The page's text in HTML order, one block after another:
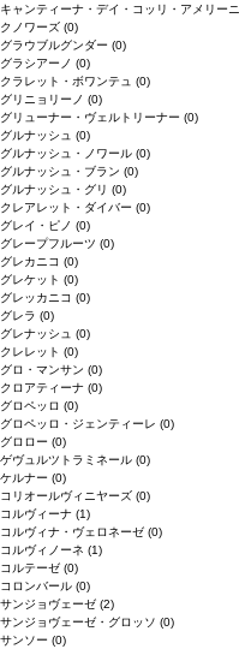
キャンティーナ・デイ・コッリ・アメリーニ
クノワーズ (0)
グラウブルグンダー (0)
グラシアーノ (0)
クラレット・ボワンテュ (0)
グリニョリーノ (0)
グリューナー・ヴェルトリーナー (0)
グルナッシュ (0)
グルナッシュ・ノワール (0)
グルナッシュ・ブラン (0)
グルナッシュ・グリ (0)
クレアレット・ダイバー (0)
グレイ・ピノ (0)
グレープフルーツ (0)
グレカニコ (0)
グレケット (0)
グレッカニコ (0)
グレラ (0)
グレナッシュ (0)
クレレット (0)
グロ・マンサン (0)
クロアティーナ (0)
グロペッロ (0)
グロペッロ・ジェンティーレ (0)
グロロー (0)
ゲヴュルツトラミネール (0)
ケルナー (0)
コリオールヴィニヤーズ (0)
コルヴィーナ (1)
コルヴィナ・ヴェロネーゼ (0)
コルヴィノーネ (1)
コルテーゼ (0)
コロンバール (0)
サンジョヴェーゼ (2)
サンジョヴェーゼ・グロッソ (0)
サンソー (0)